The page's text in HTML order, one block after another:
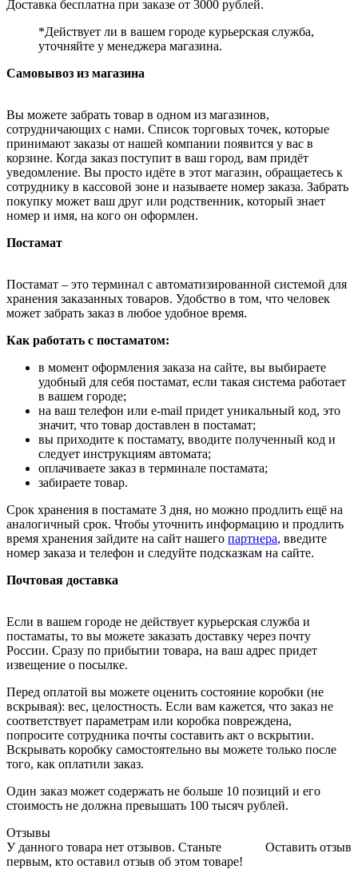
Доставка бесплатна при заказе от 3000 рублей.
*Действует ли в вашем городе курьерская служба,
уточняйте у менеджера магазина.
Самовывоз из магазина
Вы можете забрать товар в одном из магазинов,
сотрудничающих с нами. Список торговых точек, которые
принимают заказы от нашей компании появится у вас в
корзине. Когда заказ поступит в ваш город, вам придёт
уведомление. Вы просто идёте в этот магазин, обращаетесь к
сотруднику в кассовой зоне и называете номер заказа. Забрать
покупку может ваш друг или родственник, который знает
номер и имя, на кого он оформлен.
Постамат
Постамат – это терминал с автоматизированной системой для
хранения заказанных товаров. Удобство в том, что человек
может забрать заказ в любое удобное время.
Как работать с постаматом:
в момент оформления заказа на сайте, вы выбираете
удобный для себя постамат, если такая система работает
в вашем городе;
на ваш телефон или e-mail придет уникальный код, это
значит, что товар доставлен в постамат;
вы приходите к постамату, вводите полученный код и
следует инструкциям автомата;
оплачиваете заказ в терминале постамата;
забираете товар.
Срок хранения в постамате 3 дня, но можно продлить ещё на
аналогичный срок. Чтобы уточнить информацию и продлить
время хранения зайдите на сайт нашего партнера, введите
номер заказа и телефон и следуйте подсказкам на сайте.
Почтовая доставка
Если в вашем городе не действует курьерская служба и
постаматы, то вы можете заказать доставку через почту
России. Сразу по прибытии товара, на ваш адрес придет
извещение о посылке.
Перед оплатой вы можете оценить состояние коробки (не
вскрывая): вес, целостность. Если вам кажется, что заказ не
соответствует параметрам или коробка повреждена,
попросите сотрудника почты составить акт о вскрытии.
Вскрывать коробку самостоятельно вы можете только после
того, как оплатили заказ.
Один заказ может содержать не больше 10 позиций и его
стоимость не должна превышать 100 тысяч рублей.
Отзывы
Оставить отзыв
У данного товара нет отзывов. Станьте
первым, кто оставил отзыв об этом товаре!